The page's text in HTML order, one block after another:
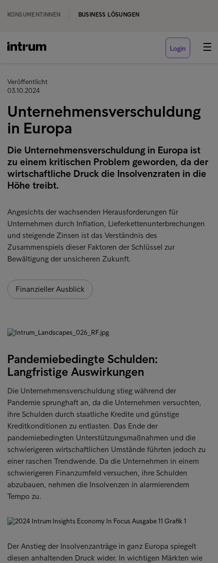
KONSUMENTINNEN BUSINESS LÖSUNGEN
Login
Veröffentlicht
03.10.2024
Unternehmensverschuldung
in Europa
Die Unternehmensverschuldung in Europa ist
zu einem kritischen Problem geworden, da der
wirtschaftliche Druck die Insolvenzraten in die
Höhe treibt.
Angesichts der wachsenden Herausforderungen für
Unternehmen durch Inflation, Lieferkettenunterbrechungen
und steigende Zinsen ist das Verständnis des
Zusammenspiels dieser Faktoren der Schlüssel zur
Bewältigung der unsicheren Zukunft.
Finanzieller Ausblick
Pandemiebedingte Schulden:
Langfristige Auswirkungen
Die Unternehmensverschuldung stieg während der
Pandemie sprunghaft an, da die Unternehmen versuchten,
ihre Schulden durch staatliche Kredite und günstige
Kreditkonditionen zu entlasten. Das Ende der
pandemiebedingten Unterstützungsmaßnahmen und die
schwierigeren wirtschaftlichen Umstände führten jedoch zu
einer raschen Trendwende. Da die Unternehmen in einem
schwierigeren Finanzumfeld versuchen, ihre Schulden
abzubauen, nehmen die Insolvenzen in alarmierendem
Tempo zu.
Der Anstieg der Insolvenzanträge in ganz Europa spiegelt
diesen anhaltenden Druck wider. In wichtigen Märkten wie